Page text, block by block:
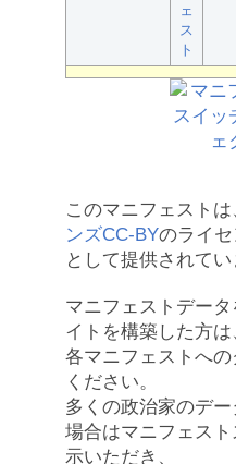
ェ
ス
ト
このマニフェストは
ンズCC-BYのライ
として提供されてい
マニフェストデー
イトを構築した方は
各マニフェストへ
ください。
多くの政治家のデ
場合はマニフェス
示いただき、